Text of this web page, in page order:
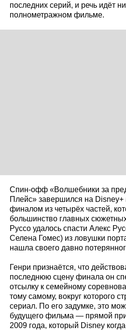
последних серий, и речь идёт
полнометражном фильме.
Спин-офф «Волшебники за
Плейс» завершился на
финалом из четырёх частей,
большинство главных
Руссо удалось спасти Алекс
Селена Гомес) из ловушки
нашла своего давно
Генри признаётся, что
последнюю сцену финала он
отсылку к семейному
тому самому, вокруг которого
сериал. По его задумке, это
будущего фильма — прямой
2009 года, который Disney